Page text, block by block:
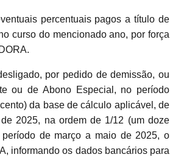
percentuais pagos a título de
curso do mencionado ano, por força
por pedido de demissão, ou
ou de Abono Especial, no período
da base de cálculo aplicável, de
2025, na ordem de 1/12 (um doze
de março a maio de 2025, o
informando os dados bancários para